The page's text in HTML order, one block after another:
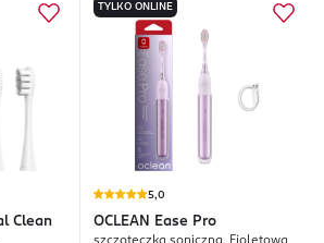
Clean
TYLKO ONLINE
5,0
OCLEAN Ease Pro